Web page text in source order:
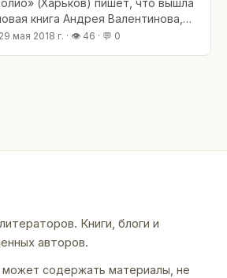
(Харьков) пишет, что вышла
книга Андрея Валентинова,
«Аргентина». Ну что же, в
29 мая 2018 г. · 👁 46 · 💬 0
Книги, блоги и
авторов.
может содержать материалы, не